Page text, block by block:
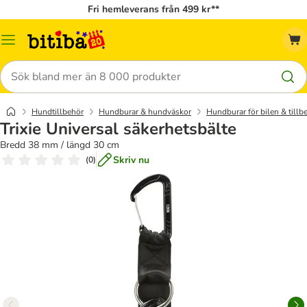
Fri hemleverans från 499 kr**
Meny
Sök
Hundtillbehör Hundburar & hundväskor Hundburar för bilen &
Trixie Universal säkerhetsbälte
Bredd 38 mm / längd 30 cm
(0) Skriv nu